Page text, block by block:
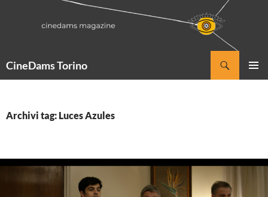
CineDams Torino
Archivi tag: Luces Azules